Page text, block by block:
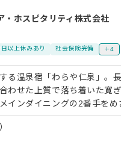
・ホスピタリティ株式会社
以上休みあり 社会保険完備 ＋4
る温泉宿「わらや仁泉」。
わせた上質で落ち着いた寛
インダイニングの2番手を
イニングにおける会席料理の
の厳選食材をふんだんに使